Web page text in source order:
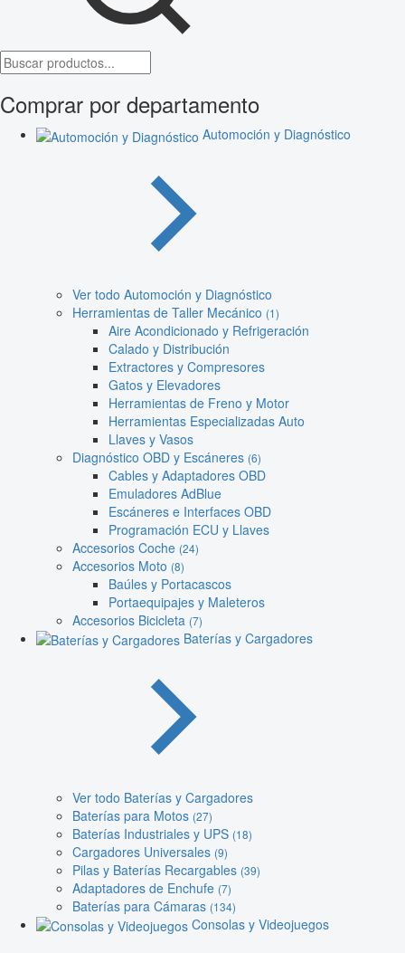
Comprar por departamento
Automoción y Diagnóstico
Ver todo Automoción y Diagnóstico
Herramientas de Taller Mecánico (1)
Aire Acondicionado y Refrigeración
Calado y Distribución
Extractores y Compresores
Gatos y Elevadores
Herramientas de Freno y Motor
Herramientas Especializadas Auto
Llaves y Vasos
Diagnóstico OBD y Escáneres (6)
Cables y Adaptadores OBD
Emuladores AdBlue
Escáneres e Interfaces OBD
Programación ECU y Llaves
Accesorios Coche (24)
Accesorios Moto (8)
Baúles y Portacascos
Portaequipajes y Maleteros
Accesorios Bicicleta (7)
Baterías y Cargadores
Ver todo Baterías y Cargadores
Baterías para Motos (27)
Baterías Industriales y UPS (18)
Cargadores Universales (9)
Pilas y Baterías Recargables (39)
Adaptadores de Enchufe (7)
Baterías para Cámaras (134)
Consolas y Videojuegos